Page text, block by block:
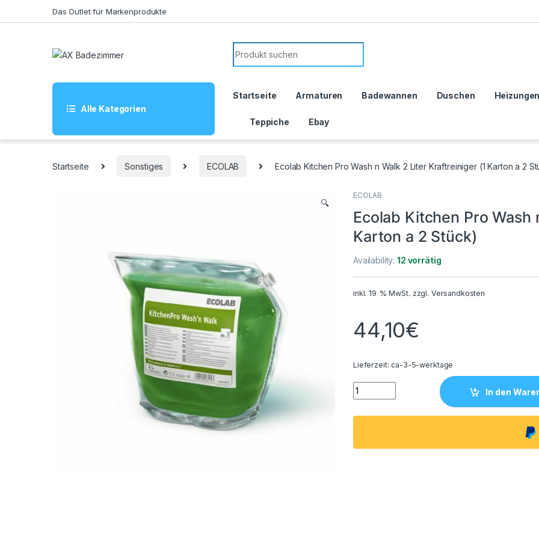
Das Outlet für Markenprodukte
Search for:
Alle Kategorien
Startseite Armaturen Badewannen Duschen Heizungen
Teppiche Ebay
Startseite Sonstiges ECOLAB Ecolab Kitchen Pro Wash n Walk 2 Liter Kraftreiniger (1 Karton a 2
🔍
ECOLAB
Ecolab Kitchen Pro
Karton a 2 Stück)
Availability:12 vorrätig
inkl. 19 % MwSt. zzgl. Versandkosten
44,10€
Lieferzeit:ca-3-5-werktage
Ecolab Kitchen Pro Wash n Walk 2 Liter
In den